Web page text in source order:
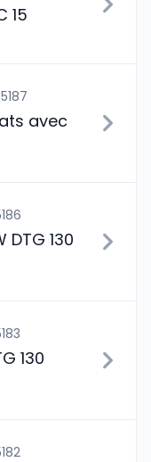
15
avec
DTG 130
130